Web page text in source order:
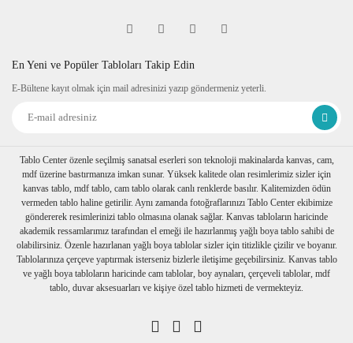
En Yeni ve Popüler Tabloları Takip Edin
E-Bültene kayıt olmak için mail adresinizi yazıp göndermeniz yeterli.
Tablo Center özenle seçilmiş sanatsal eserleri son teknoloji makinalarda kanvas, cam,
mdf üzerine bastırmanıza imkan sunar. Yüksek kalitede olan resimlerimiz sizler için
kanvas tablo, mdf tablo, cam tablo olarak canlı renklerde basılır. Kalitemizden ödün
vermeden tablo haline getirilir. Aynı zamanda fotoğraflarınızı Tablo Center ekibimize
göndererek resimlerinizi tablo olmasına olanak sağlar. Kanvas tabloların haricinde
akademik ressamlarımız tarafından el emeği ile hazırlanmış yağlı boya tablo sahibi de
olabilirsiniz. Özenle hazırlanan yağlı boya tablolar sizler için titizlikle çizilir ve boyanır.
Tablolarınıza çerçeve yaptırmak isterseniz bizlerle iletişime geçebilirsiniz. Kanvas tablo
ve yağlı boya tabloların haricinde cam tablolar, boy aynaları, çerçeveli tablolar, mdf
tablo, duvar aksesuarları ve kişiye özel tablo hizmeti de vermekteyiz.